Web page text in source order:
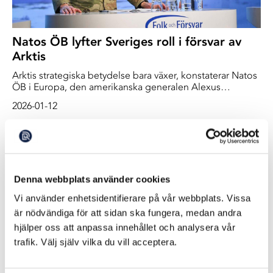
Denna webbplats använder cookies
Vi använder enhetsidentifierare på vår webbplats. Vissa
är nödvändiga för att sidan ska fungera, medan andra
hjälper oss att anpassa innehållet och analysera vår
trafik. Välj själv vilka du vill acceptera.
Natos ÖB lyfter Sveriges roll i försvar av
Arktis
Arktis strategiska betydelse bara växer, konstaterar Natos
ÖB i Europa, den amerikanska generalen Alexus
2026-01-12